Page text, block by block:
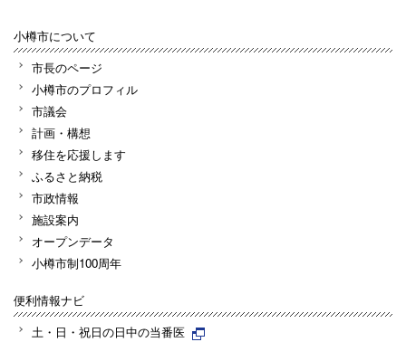
小樽市について
市長のページ
小樽市のプロフィル
市議会
計画・構想
移住を応援します
ふるさと納税
市政情報
施設案内
オープンデータ
小樽市制100周年
便利情報ナビ
土・日・祝日の日中の当番医